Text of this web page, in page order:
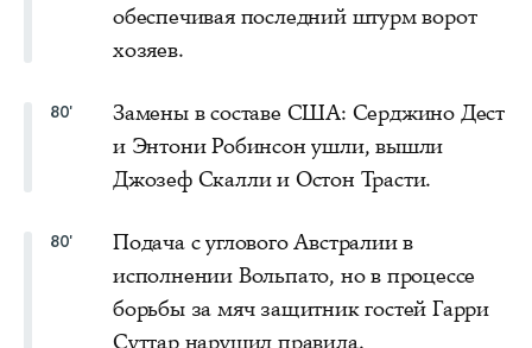
обеспечивая последний штурм ворот
хозяев.
80'
Замены в составе США: Серджино Дест
и Энтони Робинсон ушли, вышли
Джозеф Скалли и Остон Трасти.
80'
Подача с углового Австралии в
исполнении Вольпато, но в процессе
борьбы за мяч защитник гостей Гарри
Суттар нарушил правила.